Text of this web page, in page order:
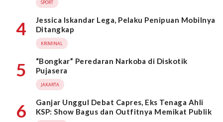
SPORT
4
Jessica Iskandar Lega, Pelaku Penipuan Mobilnya
Ditangkap
KRIMINAL
5
“Bongkar” Peredaran Narkoba di Diskotik
Pujasera
JAKARTA
6
Ganjar Unggul Debat Capres, Eks Tenaga Ahli
KSP: Show Bagus dan Outfitnya Memikat Publik